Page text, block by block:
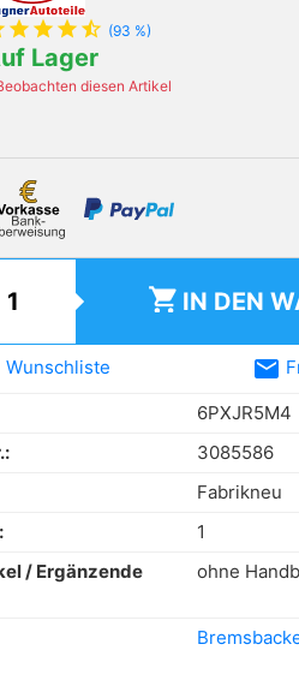
star star star star_half (93 %)
Lager
diesen Artikel
shopping_cart IN DEN
Wunschliste email
6PXJR5M4
3085586
Fabrikneu
1
/ Ergänzende
ohne